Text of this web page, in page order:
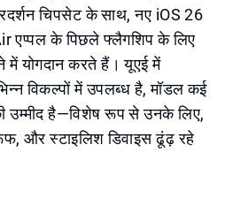
चिपसेट के साथ, नए iOS 26
एप्पल के पिछले फ्लैगशिप के लिए
में योगदान करते हैं। यूएई में
विकल्पों में उपलब्ध है, मॉडल कई
उम्मीद है—विशेष रूप से उनके लिए,
और स्टाइलिश डिवाइस ढूंढ़ रहे